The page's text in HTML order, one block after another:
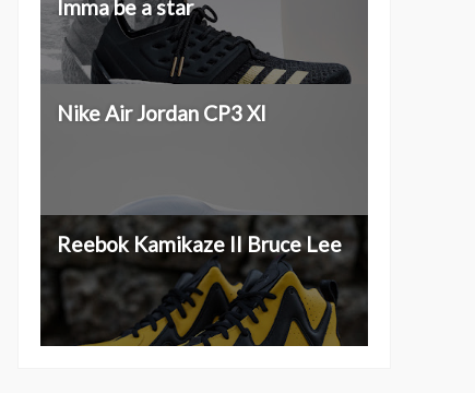
Imma be a star
Nike Air Jordan CP3 XI
Reebok Kamikaze II Bruce Lee